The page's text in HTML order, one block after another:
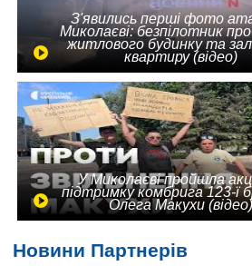
З'явились перші фото
Миколаєві: безпілотник
житлового будинку та
квартиру (відео)
У Миколаєві пройшла
підтримку комбрига 123-ї
Олега Макухи (відео)